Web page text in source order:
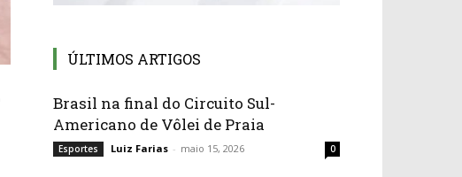
ÚLTIMOS ARTIGOS
Brasil na final do Circuito Sul-
Americano de Vôlei de Praia
Esportes Luiz Farias - maio 15, 2026 0